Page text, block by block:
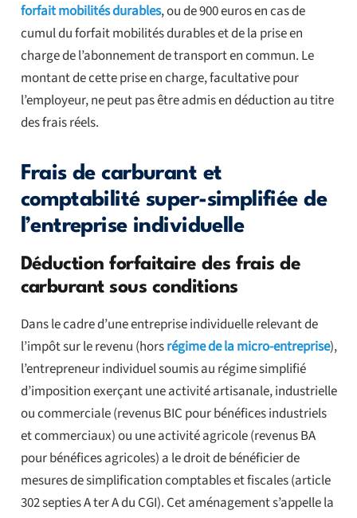
forfait mobilités durables, ou de 900 euros en cas de
cumul du forfait mobilités durables et de la prise en
charge de l’abonnement de transport en commun. Le
montant de cette prise en charge, facultative pour
l’employeur, ne peut pas être admis en déduction au titre
des frais réels.
Frais de carburant et
comptabilité super-simplifiée de
l’entreprise individuelle
Déduction forfaitaire des frais de
carburant sous conditions
Dans le cadre d’une entreprise individuelle relevant de
l’impôt sur le revenu (horsrégime de la micro-entreprise),
l’entrepreneur individuel soumis au régime simplifié
d’imposition exerçant une activité artisanale, industrielle
ou commerciale (revenus BIC pour bénéfices industriels
et commerciaux) ou une activité agricole (revenus BA
pour bénéfices agricoles) a le droit de bénéficier de
mesures de simplification comptables et fiscales (article
302 septies A ter A du CGI). Cet aménagement s’appelle la